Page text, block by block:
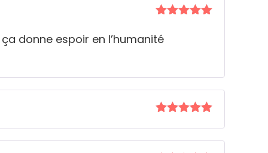
5
donne espoir en l’humanité